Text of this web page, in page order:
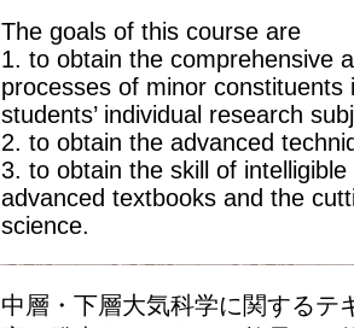
The goals of this course are
1. to obtain the comprehensive
processes of minor
students’ individual research
2. to obtain the advanced
3. to obtain the skill of
advanced textbooks and the
science.
中層・下層大気科学に関するテ